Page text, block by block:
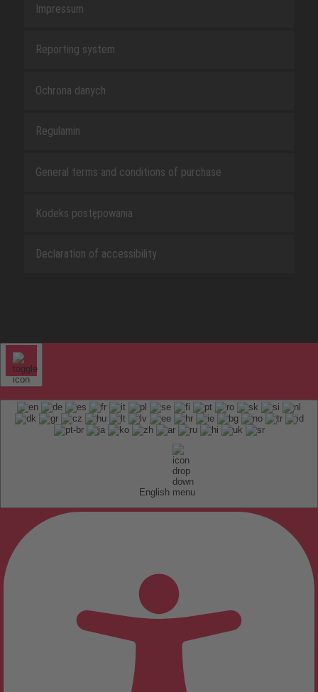
Impressum
Reporting system
Ochrona danych
Regulamin
General terms and conditions of purchase
Kodeks postępowania
Declaration of accessibility
English